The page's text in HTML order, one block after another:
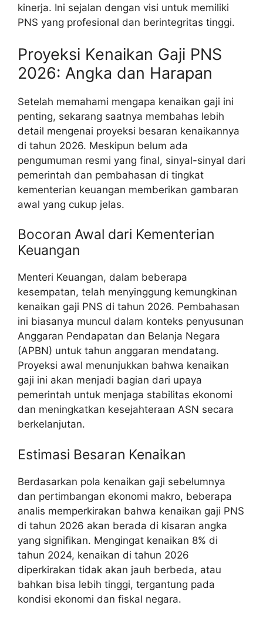
kinerja. Ini sejalan dengan visi untuk memiliki
PNS yang profesional dan berintegritas tinggi.
Proyeksi Kenaikan Gaji PNS
2026: Angka dan Harapan
Setelah memahami mengapa kenaikan gaji ini
penting, sekarang saatnya membahas lebih
detail mengenai proyeksi besaran kenaikannya
di tahun 2026. Meskipun belum ada
pengumuman resmi yang final, sinyal-sinyal dari
pemerintah dan pembahasan di tingkat
kementerian keuangan memberikan gambaran
awal yang cukup jelas.
Bocoran Awal dari Kementerian
Keuangan
Menteri Keuangan, dalam beberapa
kesempatan, telah menyinggung kemungkinan
kenaikan gaji PNS di tahun 2026. Pembahasan
ini biasanya muncul dalam konteks penyusunan
Anggaran Pendapatan dan Belanja Negara
(APBN) untuk tahun anggaran mendatang.
Proyeksi awal menunjukkan bahwa kenaikan
gaji ini akan menjadi bagian dari upaya
pemerintah untuk menjaga stabilitas ekonomi
dan meningkatkan kesejahteraan ASN secara
berkelanjutan.
Estimasi Besaran Kenaikan
Berdasarkan pola kenaikan gaji sebelumnya
dan pertimbangan ekonomi makro, beberapa
analis memperkirakan bahwa kenaikan gaji PNS
di tahun 2026 akan berada di kisaran angka
yang signifikan. Mengingat kenaikan 8% di
tahun 2024, kenaikan di tahun 2026
diperkirakan tidak akan jauh berbeda, atau
bahkan bisa lebih tinggi, tergantung pada
kondisi ekonomi dan fiskal negara.